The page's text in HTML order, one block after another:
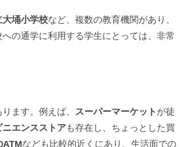
大埇小学校など、複数の教育機関があり、
の通学に利用する学生にとっては、非常
ます。例えば、 スーパーマーケット が徒
ニエンスストアも存在し、ちょっとした買
ATMなども比較的近くにあり、生活面での